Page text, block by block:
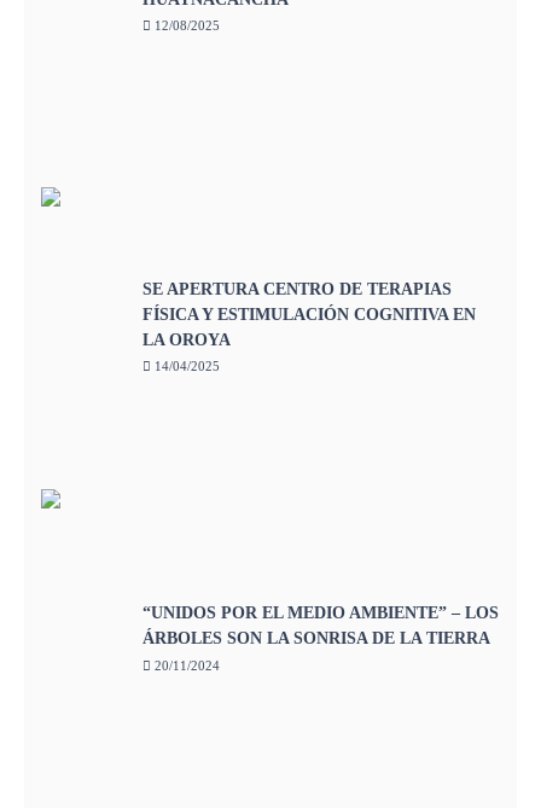
12/08/2025
SE APERTURA CENTRO DE TERAPIAS
FÍSICA Y ESTIMULACIÓN COGNITIVA EN
LA OROYA
14/04/2025
“UNIDOS POR EL MEDIO AMBIENTE” – LOS
ÁRBOLES SON LA SONRISA DE LA TIERRA
20/11/2024